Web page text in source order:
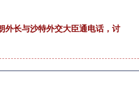
外长与沙特外交大臣通电话，讨